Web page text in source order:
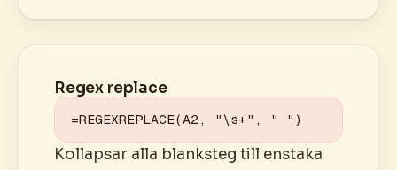
Regex replace
=REGEXREPLACE(A2, "\s+", " ")
Kollapsar alla blanksteg till enstaka